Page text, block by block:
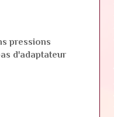
pressions
d'adaptateur